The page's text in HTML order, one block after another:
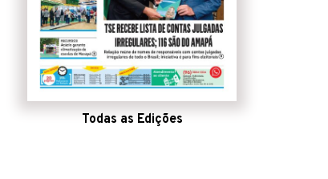
Todas as Edições